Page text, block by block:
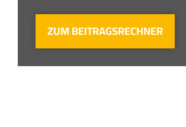
ZUM BEITRAGSRECHNER